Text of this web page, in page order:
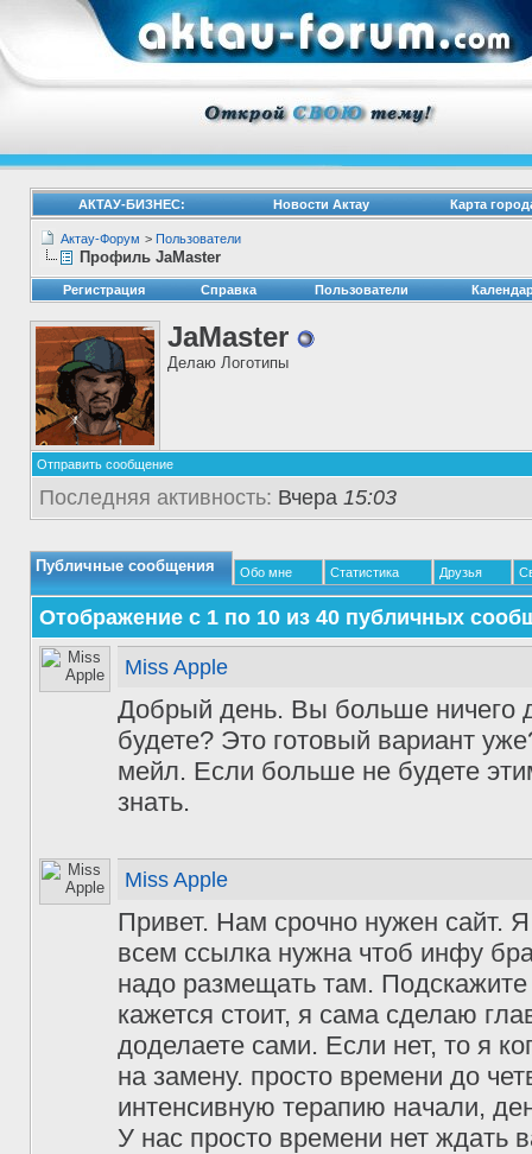
АКТАУ-БИЗНЕС: Новости Актау Карта
Актау-Форум > Пользователи
Профиль JaMaster
Регистрация Справка Пользователи
JaMaster
Делаю Логотипы
Отправить сообщение
Последняя активность: Вчера 15:03
Публичные сообщения Обо мне Статистика Друзья
Отображение с 1 по 10 из 40 публичных
Miss Apple
Добрый день. Вы больше ничего
будете? Это готовый вариант
мейл. Если больше не будете
знать.
Miss Apple
Привет. Нам срочно нужен сайт.
всем ссылка нужна чтоб инфу
надо размещать там. Подскажите
кажется стоит, я сама сделаю
доделаете сами. Если нет, то я
на замену. просто времени до
интенсивную терапию начали,
У нас просто времени нет ждать